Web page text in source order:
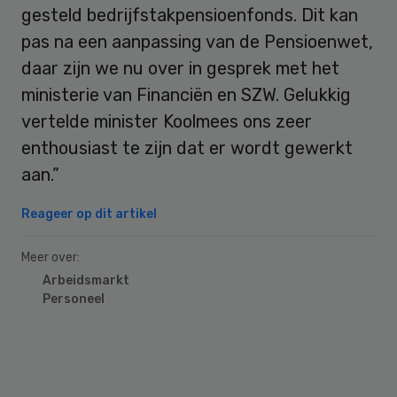
gesteld bedrijfstakpensioenfonds. Dit kan
pas na een aanpassing van de Pensioenwet,
daar zijn we nu over in gesprek met het
ministerie van Financiën en SZW. Gelukkig
vertelde minister Koolmees ons zeer
enthousiast te zijn dat er wordt gewerkt
aan.”
Reageer op dit artikel
Meer over:
Arbeidsmarkt
Personeel